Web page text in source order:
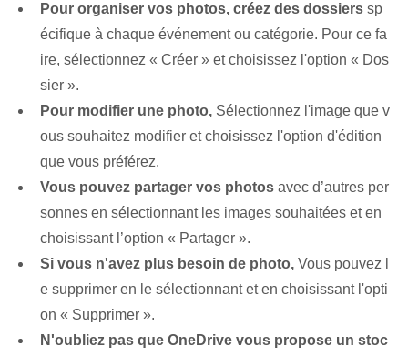
Pour organiser vos photos, créez des dossiers sp
écifique à chaque événement ou catégorie. Pour ce fa
ire, sélectionnez « Créer » et choisissez l'option « Dos
sier ».
Pour modifier une photo, Sélectionnez l'image que v
ous souhaitez modifier et choisissez l'option d'édition
que vous préférez.
Vous pouvez partager vos photos avec d’autres per
sonnes en sélectionnant les images souhaitées et en
choisissant l’option « Partager ».
Si vous n'avez plus besoin de photo, Vous pouvez l
e supprimer en le sélectionnant et en choisissant l'opti
on « Supprimer ».
N'oubliez pas que OneDrive vous propose un stoc